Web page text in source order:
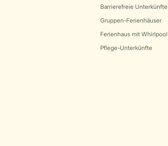
Barrierefreie Unterkünfte
Gruppen-Ferienhäuser
Ferienhaus mit Whirlpool
Pflege-Unterkünfte